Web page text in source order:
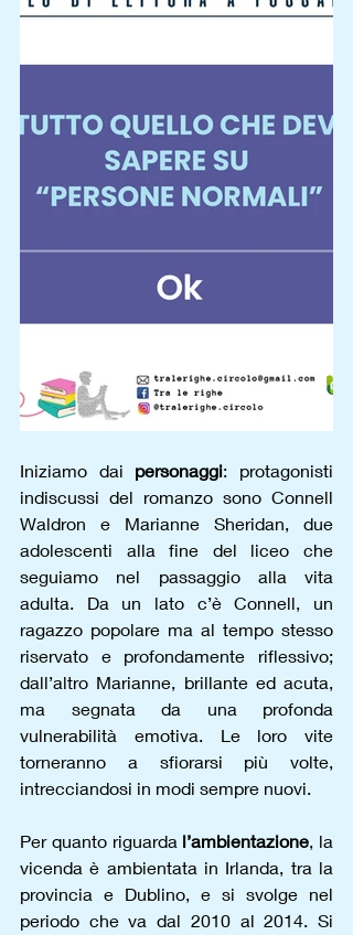
Iniziamo dai personaggi: protagonisti
indiscussi del romanzo sono Connell
Waldron e Marianne Sheridan, due
adolescenti alla fine del liceo che
seguiamo nel passaggio alla vita
adulta. Da un lato c’è Connell, un
ragazzo popolare ma al tempo stesso
riservato e profondamente riflessivo;
dall’altro Marianne, brillante ed acuta,
ma segnata da una profonda
vulnerabilità emotiva. Le loro vite
torneranno a sfiorarsi più volte,
intrecciandosi in modi sempre nuovi.
Per quanto riguarda l’ambientazione, la
vicenda è ambientata in Irlanda, tra la
provincia e Dublino, e si svolge nel
periodo che va dal 2010 al 2014. Si